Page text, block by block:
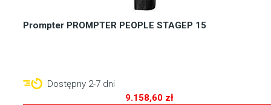
Prompter PROMPTER PEOPLE STAGEP 15
Dostępny 2-7 dni
9.158,60 zł